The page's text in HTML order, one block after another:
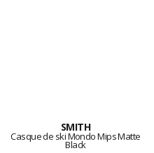
SMITH
Casque de ski Mondo Mips Matte
Black